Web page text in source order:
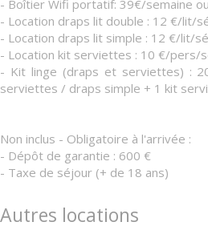
- Boîtier Wifi portatif: 39€/semaine
- Location draps lit double : 12 €/lit/
- Location draps lit simple : 12 €/lit/
- Location kit serviettes : 10 €/pers/
- Kit linge (draps et serviettes) :
serviettes / draps simple + 1 kit
Non inclus - Obligatoire à l'arrivée :
- Dépôt de garantie : 600 €
- Taxe de séjour (+ de 18 ans)
Autres locations